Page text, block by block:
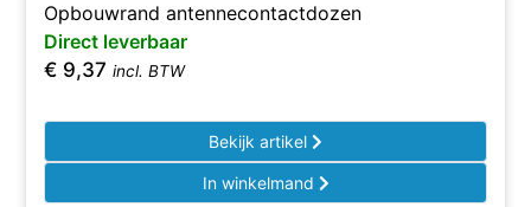
Opbouwrand antennecontactdozen
Direct leverbaar
€ 9,37 incl. BTW
Bekijk artikel
In winkelmand